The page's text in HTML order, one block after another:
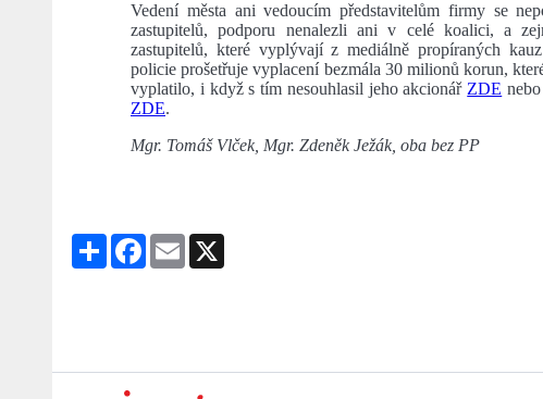
Vedení města ani vedoucím představitelům firmy se
zastupitelů, podporu nenalezli ani v celé koalici, a
zastupitelů, které vyplývají z mediálně propíraných
policie prošetřuje vyplacení bezmála 30 milionů korun,
vyplatilo, i když s tím nesouhlasil jeho akcionářZDE nebo
ZDE.
Mgr. Tomáš Vlček, Mgr. Zdeněk Ježák, oba bez PP
Share Facebook
Email